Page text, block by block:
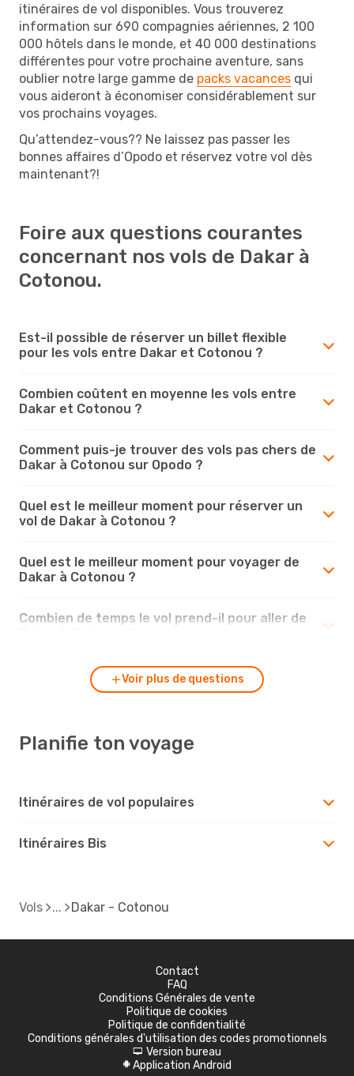
itinéraires de vol disponibles. Vous trouverez
information sur 690 compagnies aériennes, 2 100
000 hôtels dans le monde, et 40 000 destinations
différentes pour votre prochaine aventure, sans
oublier notre large gamme de packs vacances qui
vous aideront à économiser considérablement sur
vos prochains voyages.
Qu’attendez-vous?? Ne laissez pas passer les
bonnes affaires d’Opodo et réservez votre vol dès
maintenant?!
Foire aux questions courantes
concernant nos vols de Dakar à
Cotonou.
Est-il possible de réserver un billet flexible
pour les vols entre Dakar et Cotonou ?
Combien coûtent en moyenne les vols entre
Dakar et Cotonou ?
Comment puis-je trouver des vols pas chers de
Dakar à Cotonou sur Opodo ?
Quel est le meilleur moment pour réserver un
vol de Dakar à Cotonou ?
Quel est le meilleur moment pour voyager de
Dakar à Cotonou ?
Combien de temps le vol prend-il pour aller de
Voir plus de questions
Planifie ton voyage
Itinéraires de vol populaires
Itinéraires Bis
Vols Dakar - Cotonou
Contact
FAQ
Conditions Générales de vente
Politique de cookies
Politique de confidentialité
Conditions générales d'utilisation des codes promotionnels
d Version bureau
A Application Android